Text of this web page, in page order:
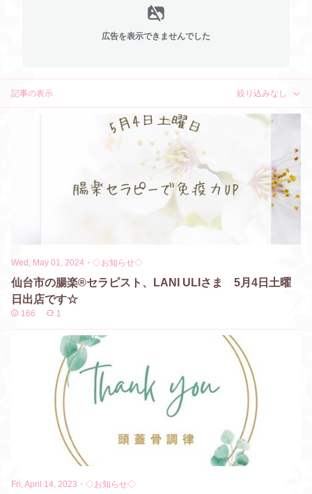
広告を表示できませんでした
記事の表示 絞り込みなし
Wed, May 01, 2024 ・ ◇お知らせ◇
仙台市の腸楽®セラピスト、LANI ULIさま 5月4日土曜
日出店です☆
166 1
Fri, April 14, 2023 ・ ◇お知らせ◇